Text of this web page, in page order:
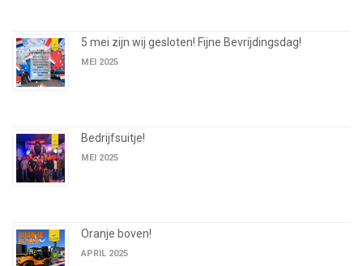
5 mei zijn wij gesloten! Fijne Bevrijdingsdag!
MEI 2025
Bedrijfsuitje!
MEI 2025
Oranje boven!
APRIL 2025